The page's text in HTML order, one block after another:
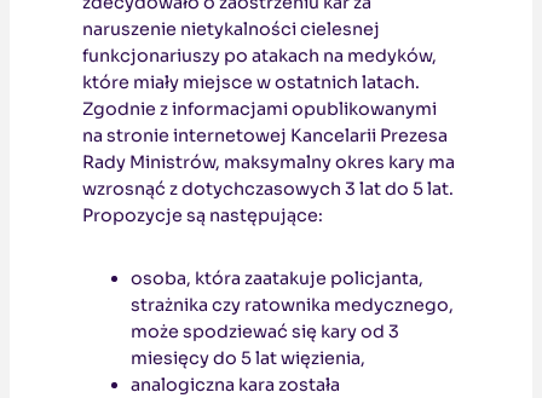
naruszenie nietykalności cielesnej
funkcjonariuszy po atakach na medyków,
które miały miejsce w ostatnich latach.
Zgodnie z informacjami opublikowanymi
na stronie internetowej Kancelarii Prezesa
Rady Ministrów, maksymalny okres kary ma
wzrosnąć z dotychczasowych 3 lat do 5 lat.
Propozycje są następujące:
osoba, która zaatakuje policjanta,
strażnika czy ratownika medycznego,
może spodziewać się kary od 3
miesięcy do 5 lat więzienia,
analogiczna kara została